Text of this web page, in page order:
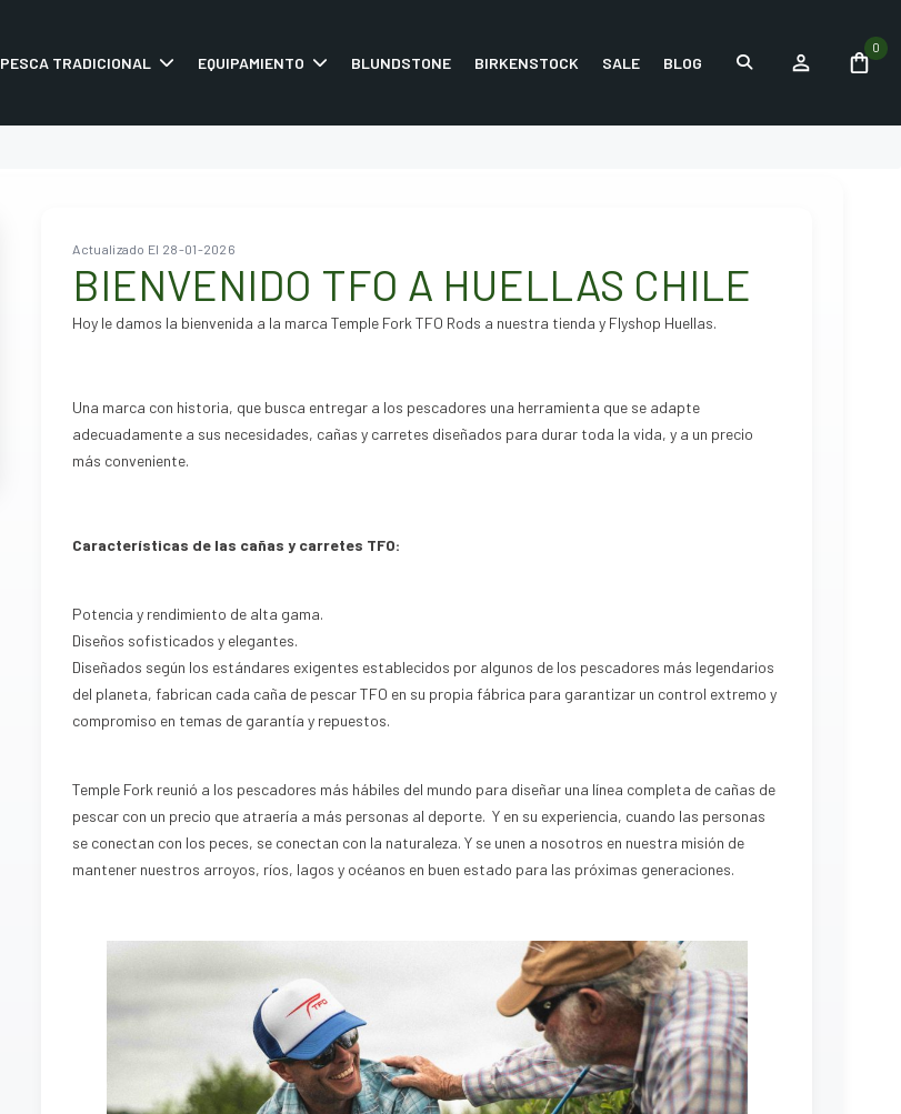
PESCA TRADICIONAL EQUIPAMIENTO BLUNDSTONE BIRKENSTOCK SALE BLOG
0
Actualizado El 28-01-2026
BIENVENIDO TFO A HUELLAS CHILE
Hoy le damos la bienvenida a la marca Temple Fork TFO Rods a nuestra tienda y Flyshop Huellas.
Una marca con historia, que busca entregar a los pescadores una herramienta que se adapte
adecuadamente a sus necesidades, cañas y carretes diseñados para durar toda la vida, y a un precio
más conveniente.
Características de las cañas y carretes TFO:
Potencia y rendimiento de alta gama.
Diseños sofisticados y elegantes.
Diseñados según los estándares exigentes establecidos por algunos de los pescadores más legendarios
del planeta, fabrican cada caña de pescar TFO en su propia fábrica para garantizar un control extremo y
compromiso en temas de garantía y repuestos.
Temple Fork reunió a los pescadores más hábiles del mundo para diseñar una línea completa de cañas de
pescar con un precio que atraería a más personas al deporte. Y en su experiencia, cuando las personas
se conectan con los peces, se conectan con la naturaleza. Y se unen a nosotros en nuestra misión de
mantener nuestros arroyos, ríos, lagos y océanos en buen estado para las próximas generaciones.